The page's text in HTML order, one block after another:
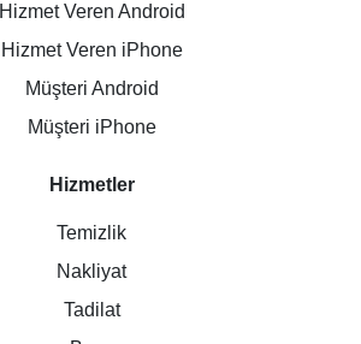
Hizmet Veren Android
Hizmet Veren iPhone
Müşteri Android
Müşteri iPhone
Hizmetler
Temizlik
Nakliyat
Tadilat